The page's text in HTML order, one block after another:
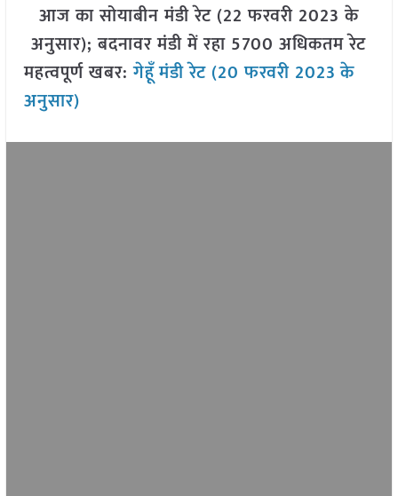
आज का सोयाबीन मंडी रेट (22 फरवरी 2023 के
अनुसार); बदनावर मंडी में रहा 5700 अधिकतम रेट
महत्वपूर्ण खबर:गेहूँमंडी रेट (20 फरवरी 2023के
अनुसार)